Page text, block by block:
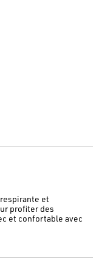
et
profiter des
et confortable avec